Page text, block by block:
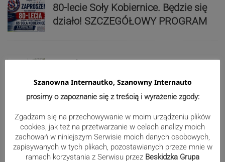
80-lecie Soły Kobiernice. Będzie się
działo! SZCZEGÓŁOWY PROGRAM
polo. Kilkadziesiąt drużyn z całej
Europy rywalizowało przez trzy dni
Nakamura z dubletem w Wiśle.
Dyskwalifikacja Waszka zmieniła
klasyfikację Polaków
Szanowna Internautko, Szanowny Internauto
prosimy o zapoznanie się z treścią i wyrażenie zgody:
Zgadzam się na przechowywanie w moim urządzeniu plików
cookies, jak też na przetwarzanie w celach analizy moich
zachowań w niniejszym Serwisie moich danych osobowych,
zapisywanych w tych plikach, pozostawianych przeze mnie w
ramach korzystania z Serwisu przez Beskidzka Grupa